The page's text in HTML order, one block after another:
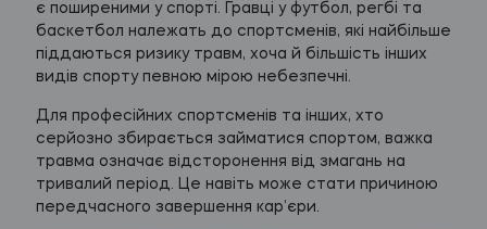
є поширеними у спорті. Гравці у футбол, регбі та
баскетбол належать до спортсменів, які найбільше
піддаються ризику травм, хоча й більшість інших
видів спорту певною мірою небезпечні.
Для професійних спортсменів та інших, хто
серйозно збирається займатися спортом, важка
травма означає відсторонення від змагань на
тривалий період. Це навіть може стати причиною
передчасного завершення кар’єри.